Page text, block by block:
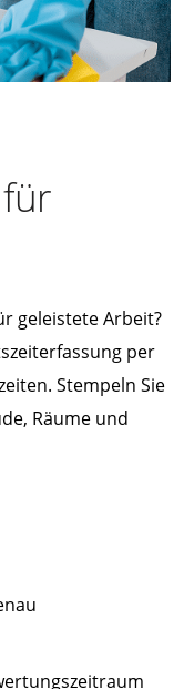
geleistete Arbeit?
per
Stempeln Sie
Räume und